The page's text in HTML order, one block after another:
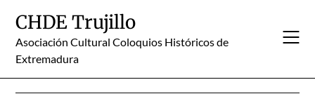
content
CHDE Trujillo
Asociación Cultural Coloquios Históricos de
Extremadura